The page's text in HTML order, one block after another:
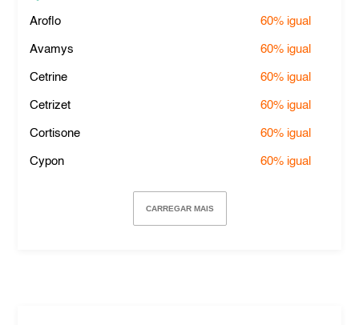
Aroflo 60% igual
Avamys 60% igual
Cetrine 60% igual
Cetrizet 60% igual
Cortisone 60% igual
Cypon 60% igual
CARREGAR MAIS